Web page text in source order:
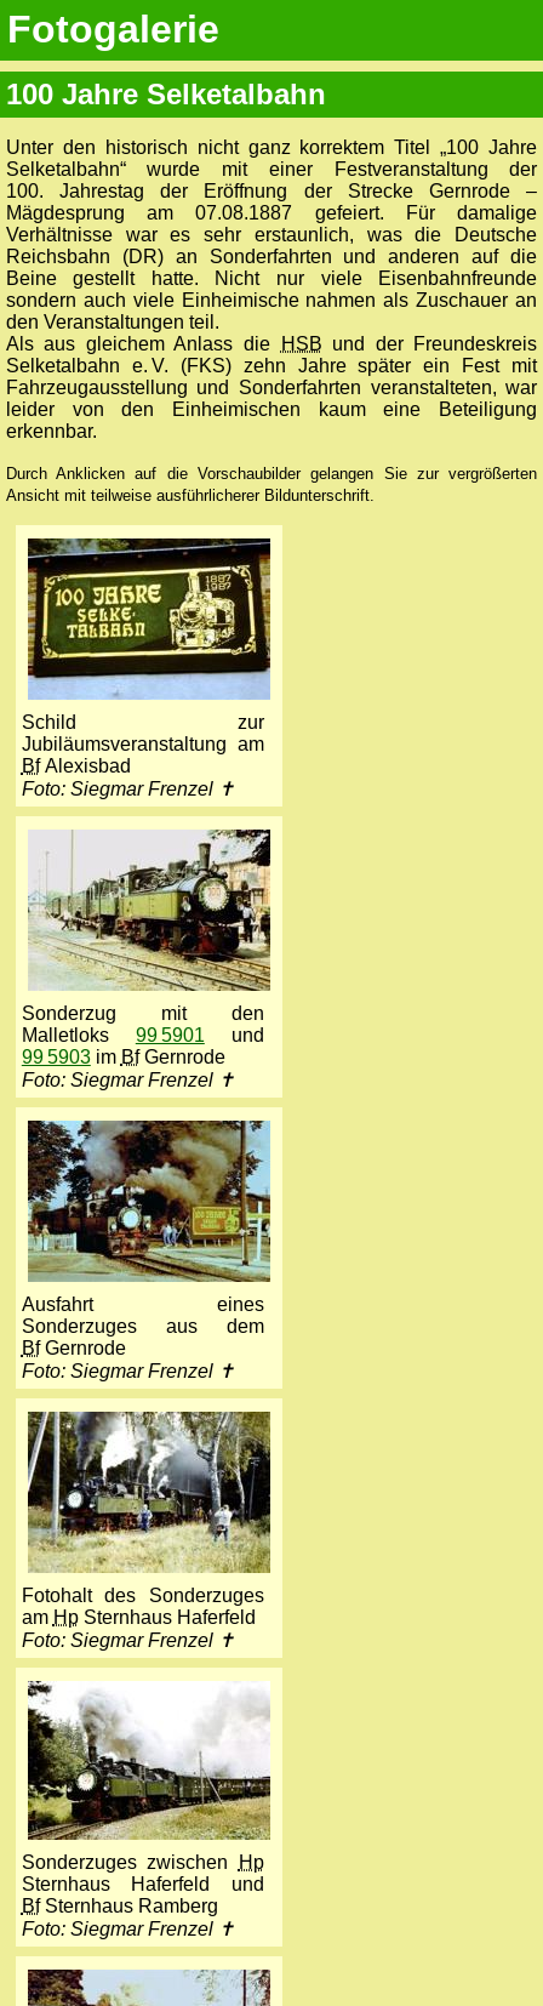
Fotogalerie
100 Jahre Selketalbahn
Unter den historisch nicht ganz korrektem Titel „100 Jahre
Selketalbahn“ wurde mit einer Festveranstaltung der
100. Jahrestag der Eröffnung der Strecke Gernrode –
Mägdesprung am 07.08.1887 gefeiert. Für damalige
Verhältnisse war es sehr erstaunlich, was die Deutsche
Reichsbahn (DR) an Sonderfahrten und anderen auf die
Beine gestellt hatte. Nicht nur viele Eisenbahnfreunde
sondern auch viele Einheimische nahmen als Zuschauer an
den Veranstaltungen teil.
Als aus gleichem Anlass die
HSB und der Freundeskreis
Selketalbahn e. V. (FKS) zehn Jahre später ein Fest mit
Fahrzeugausstellung und Sonderfahrten veranstalteten, war
leider von den Einheimischen kaum eine Beteiligung
erkennbar.
Durch Anklicken auf die Vorschaubilder gelangen Sie zur vergrößerten
Ansicht mit teilweise ausführlicherer Bildunterschrift.
Schild zur
Jubiläumsveranstaltung am
BfAlexisbad
Foto: Siegmar Frenzel ✝
Sonderzug mit den
Malletloks 99 5901 und
99 5903im BfGernrode
Foto: Siegmar Frenzel ✝
Ausfahrt eines
Sonderzuges aus dem
BfGernrode
Foto: Siegmar Frenzel ✝
Fotohalt des Sonderzuges
am HpSternhaus Haferfeld
Foto: Siegmar Frenzel ✝
Sonderzuges zwischen
Hp
Sternhaus Haferfeld und
BfSternhaus Ramberg
Foto: Siegmar Frenzel ✝